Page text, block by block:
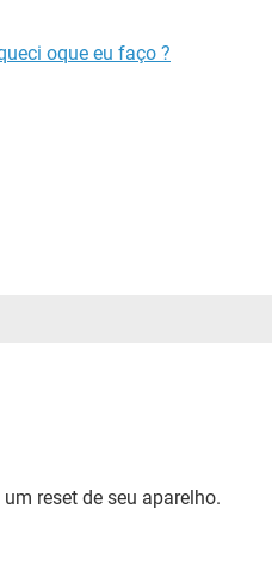
oque eu faço ?
reset de seu aparelho.